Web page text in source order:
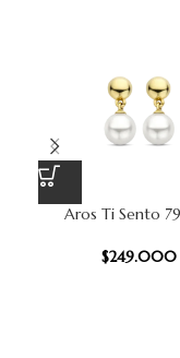
Aros Ti Sento
$249.000